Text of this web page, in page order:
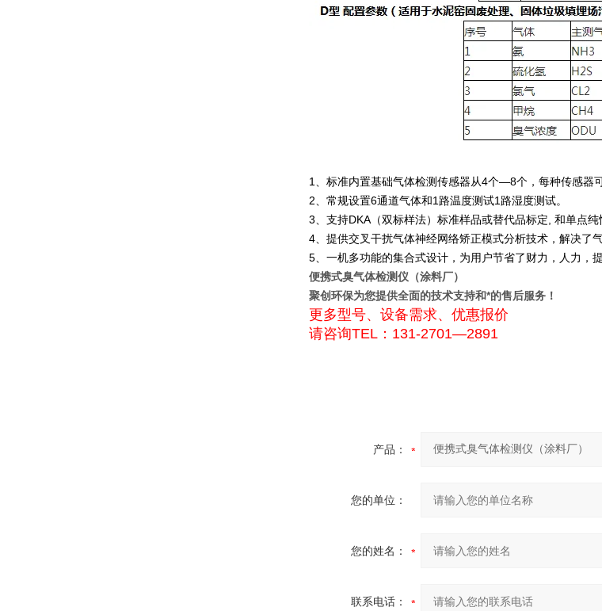
1、标准内置基础气体检测传感器从4个—8个，每种传感器
2、常规设置6通道气体和1路温度测试1路湿度测试。
3、支持DKA（双标样法）标准样品或替代品标定, 和单点纯
4、提供交叉干扰气体神经网络矫正模式分析技术，解决了
5、一机多功能的集合式设计，为用户节省了财力，人力，
便携式臭气体检测仪（涂料厂）
聚创环保为您提供全面的技术支持和*的售后服务！
更多型号、设备需求、优惠报价
请咨询TEL：131-2701—2891
产品：
您的单位：
您的姓名：
联系电话：